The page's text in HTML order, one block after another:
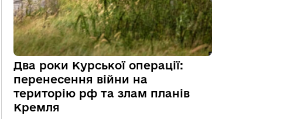
Два роки Курської операції:
перенесення війни на
територію рф та злам планів
Кремля